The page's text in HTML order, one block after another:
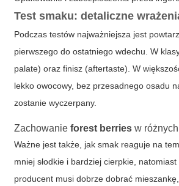
Test smaku: detaliczne
Podczas testów najważniejsza jest
pierwszego do ostatniego wdechu. W
palate) oraz finisz (aftertaste). W
lekko owocowy, bez przesadnego osadu
zostanie wyczerpany.
Zachowanieforest berries w
Ważne jest także, jak smak reaguje na
mniej słodkie i bardziej cierpkie,
producent musi dobrze dobrać